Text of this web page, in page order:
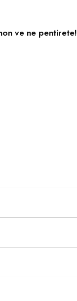
ve ne pentirete!